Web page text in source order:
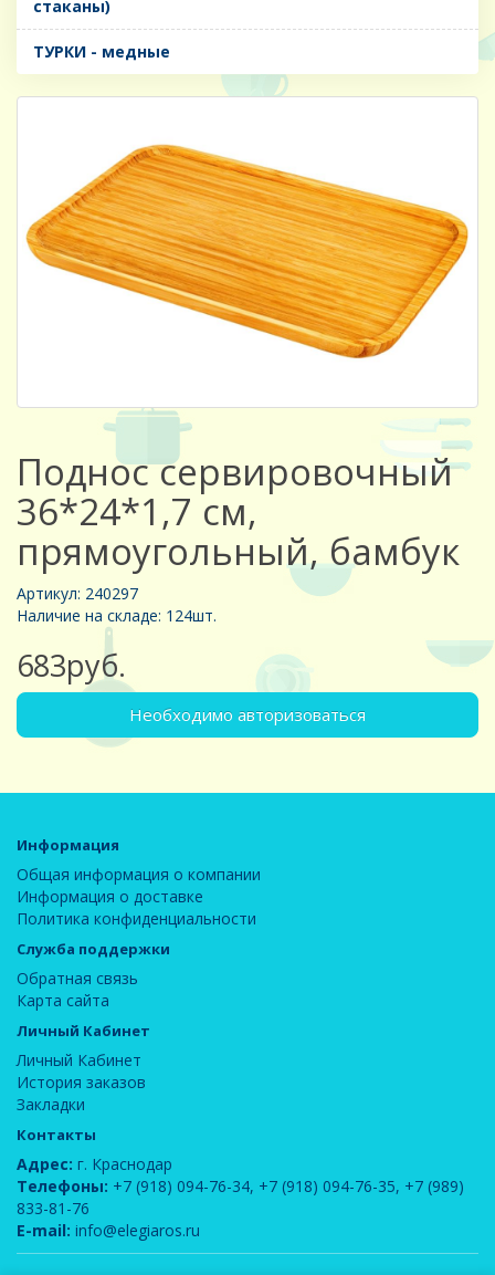
стаканы)
ТУРКИ - медные
Поднос сервировочный
36*24*1,7 см,
прямоугольный, бамбук
Артикул: 240297
Наличие на складе: 124шт.
683руб.
Необходимо авторизоваться
Информация
Общая информация о компании
Информация о доставке
Политика конфиденциальности
Служба поддержки
Обратная связь
Карта сайта
Личный Кабинет
Личный Кабинет
История заказов
Закладки
Контакты
Адрес: г. Краснодар
Телефоны: +7 (918) 094-76-34, +7 (918) 094-76-35, +7 (989)
833-81-76
E-mail: info@elegiaros.ru